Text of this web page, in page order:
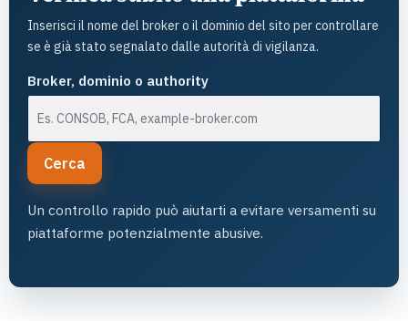
Inserisci il nome del broker o il dominio del sito per controllare
se è già stato segnalato dalle autorità di vigilanza.
Broker, dominio o authority
Cerca
Un controllo rapido può aiutarti a evitare versamenti su
piattaforme potenzialmente abusive.